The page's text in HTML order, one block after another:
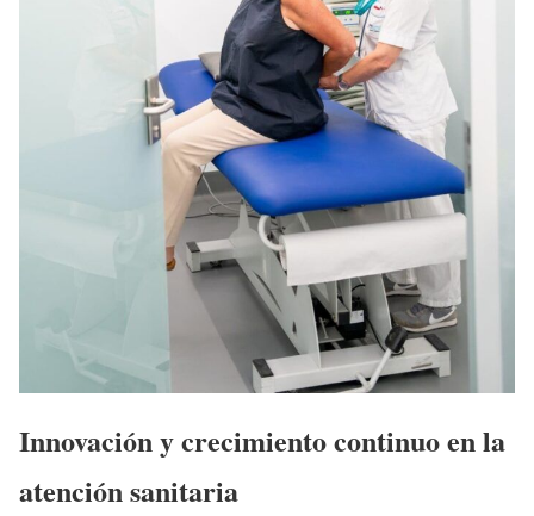
Innovación y crecimiento continuo en la
atención sanitaria